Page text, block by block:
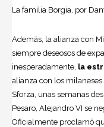
La familia Borgia, por
Además, la alianza con
siempre deseosos de
inesperadamente, la
alianza con los milaneses
Sforza, unas semanas
Pesaro, Alejandro VI se
Oficialmente proclamó